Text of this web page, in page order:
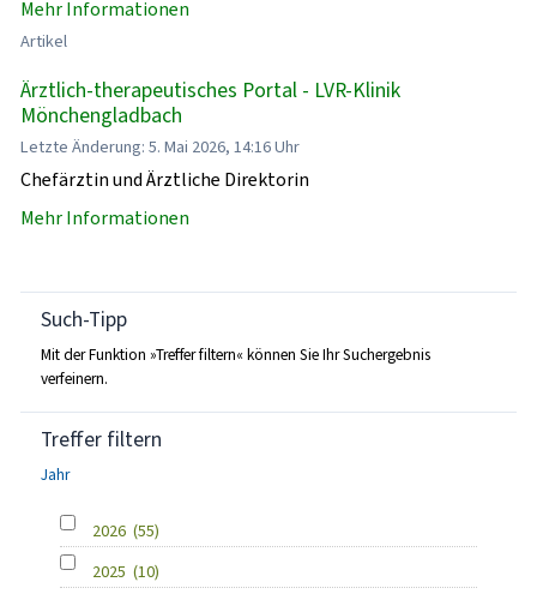
Mehr Informationen
Artikel
Ärztlich-therapeutisches Portal - LVR-Klinik
Mönchengladbach
Letzte Änderung: 5. Mai 2026, 14:16 Uhr
Chefärztin und Ärztliche Direktorin
Mehr Informationen
Such-Tipp
Mit der Funktion »Treffer filtern« können Sie Ihr Suchergebnis
verfeinern.
Treffer filtern
Jahr
2026 (55)
2025 (10)